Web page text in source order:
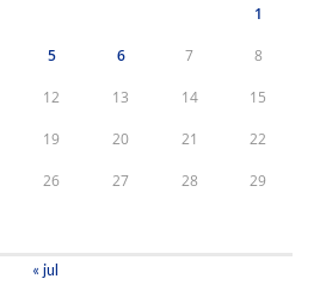
1
5 6 7 8
12 13 14 15
19 20 21 22
26 27 28 29
« jul